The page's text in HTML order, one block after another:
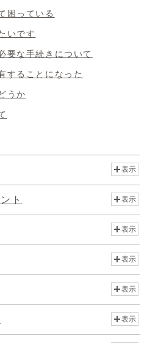
困っている
いです
要な手続きについて
することになった
うか
表示
ト 表示
表示
表示
表示
表示